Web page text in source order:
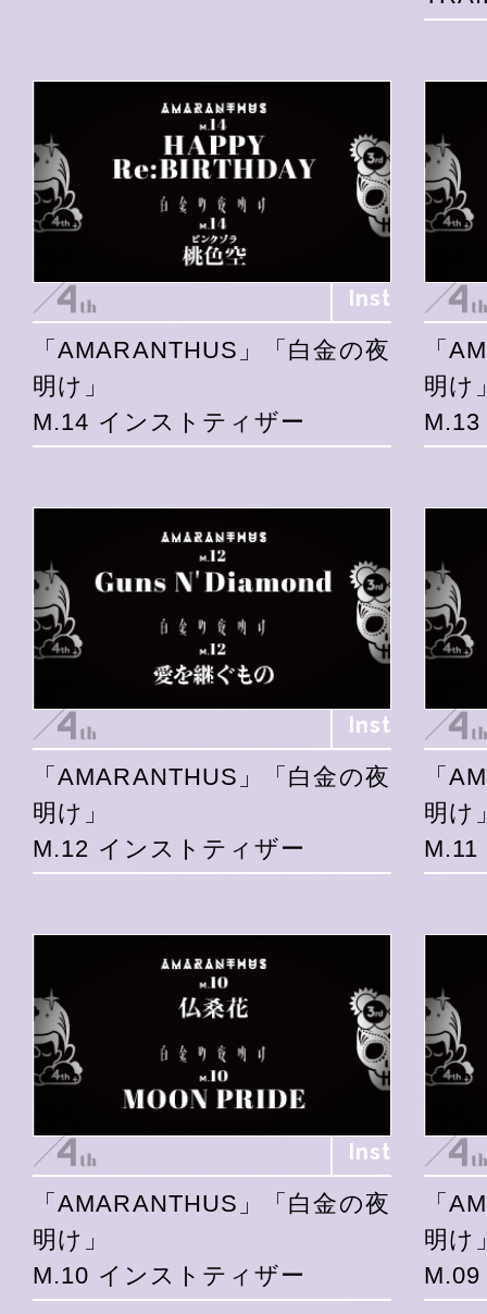
Inst
「AMARANTHUS」「白金の夜
明け」
M.14 インストティザー
「
明け
Inst
「AMARANTHUS」「白金の夜
明け」
M.12 インストティザー
「
明け
Inst
「AMARANTHUS」「白金の夜
明け」
M.10 インストティザー
「
明け